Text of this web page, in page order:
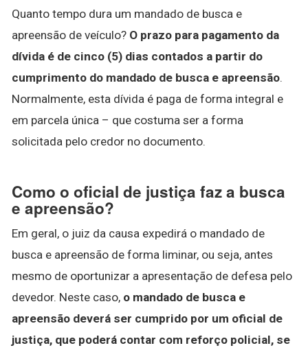
Quanto tempo dura um mandado de busca e
apreensão de veículo? O prazo para pagamento da
dívida é de cinco (5) dias contados a partir do
cumprimento do mandado de busca e apreensão.
Normalmente, esta dívida é paga de forma integral e
em parcela única – que costuma ser a forma
solicitada pelo credor no documento.
Como o oficial de justiça faz a busca
e apreensão?
Em geral, o juiz da causa expedirá o mandado de
busca e apreensão de forma liminar, ou seja, antes
mesmo de oportunizar a apresentação de defesa pelo
devedor. Neste caso, o mandado de busca e
apreensão deverá ser cumprido por um oficial de
justiça, que poderá contar com reforço policial, se